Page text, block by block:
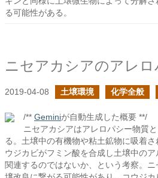
る可能性がある。
ニセアカシアのアレロ
2019-04-08 土壌環境 化学全般
/** Geminiが自動生成した概要 **/
ニセアカシアはアレロパシー物質
る。土壌中の有機物や粘土鉱物に吸着
ウジカビがフミン酸を合成し土壌中の
関連するのではないか、という考察。